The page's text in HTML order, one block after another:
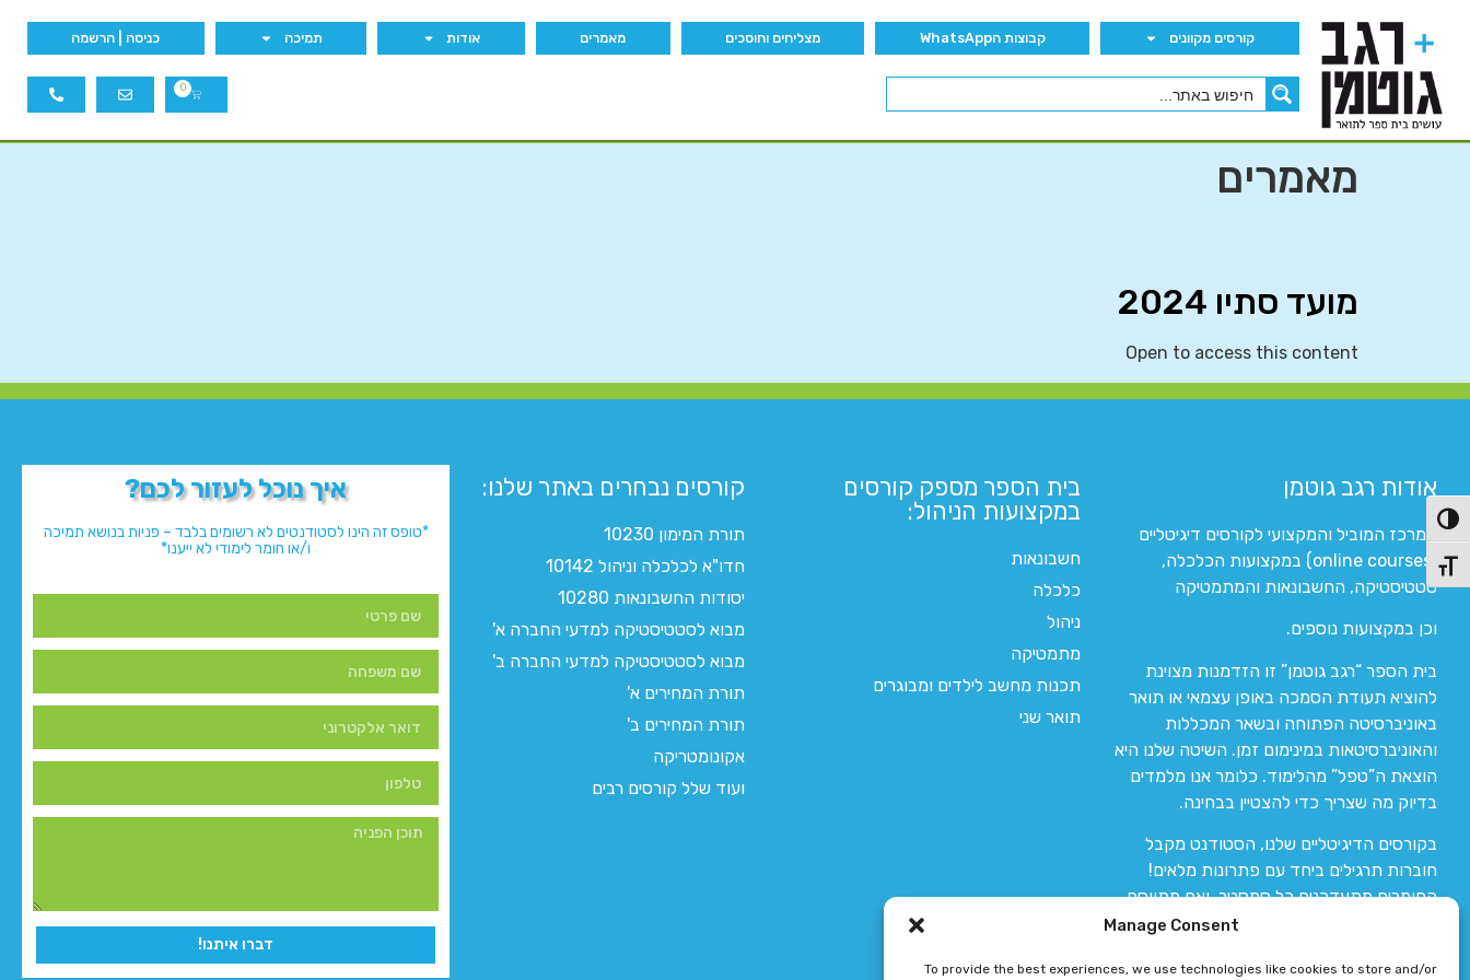
Manage Consent
To provide the best experiences, we use technologies like cookies to store and/or
הפעל/כבה ניגודיות גבוהה
מתג גודל גופן
קורסים מקוונים קבוצות הWhatsApp מצליחים וחוסכים מאמרים אודות תמיכה כניסה | הרשמה
0
מאמרים
מועד סתיו 2024
Open to access this content
אודות רגב גוטמן
המרכז המוביל והמקצועי לקורסים דיגיטליים
(online courses) במקצועות הכלכלה,
סטטיסטיקה, החשבונאות והמתמטיקה
וכן במקצועות נוספים.
בית הספר “רגב גוטמן” זו הזדמנות מצוינת
להוציא תעודת הסמכה באופן עצמאי או תואר
באוניברסיטה הפתוחה ובשאר המכללות
והאוניברסיטאות במינימום זמן. השיטה שלנו היא
הוצאת ה”טפל” מהלימוד. כלומר אנו מלמדים
בדיוק מה שצריך כדי להצטיין בבחינה.
בקורסים הדיגיטליים שלנו, הסטודנט מקבל
חוברות תרגילים ביחד עם פתרונות מלאים!
החומרים מתעדכנים כל סמסטר, ואם מתווסף
חומר חדש אז הקורס מתעדכן יחד איתו.
בית הספר מספק קורסים
במקצועות הניהול:
חשבונאות
כלכלה
ניהול
מתמטיקה
תכנות מחשב לילדים ומבוגרים
תואר שני
קורסים נבחרים באתר שלנו:​
תורת המימון 10230
חדו"א לכלכלה וניהול 10142
יסודות החשבונאות 10280
מבוא לסטטיסטיקה למדעי החברה א'
מבוא לסטטיסטיקה למדעי החברה ב'
תורת המחירים א'
תורת המחירים ב'
אקונומטריקה
ועוד שלל קורסים רבים
איך נוכל לעזור לכם?
*טופס זה הינו לסטודנטים לא רשומים בלבד – פניות בנושא תמיכה
ו/או חומר לימודי לא ייענו*
דברו איתנו!